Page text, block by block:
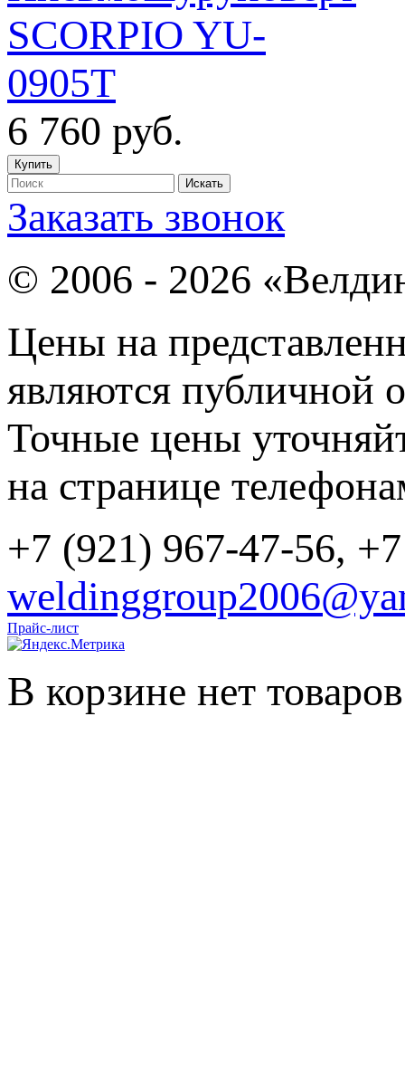
6 760 руб.
Заказать звонок
© 2006 - 2026
Цены на
являются публичной
Точные цены
на странице
+7 (921) 967-47-56,
Прайс-лист
В корзине нет товаров